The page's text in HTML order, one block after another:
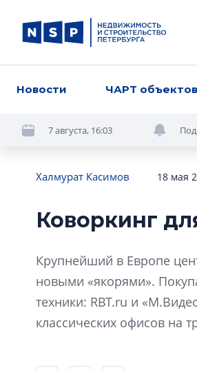
Новости ЧАРТ объектов
7 августа, 16:03
Халмурат Касимов 18 мая
Коворкинг
Крупнейший в Европе
новыми «якорями».
техники: RBT.ru и
классических офисов на